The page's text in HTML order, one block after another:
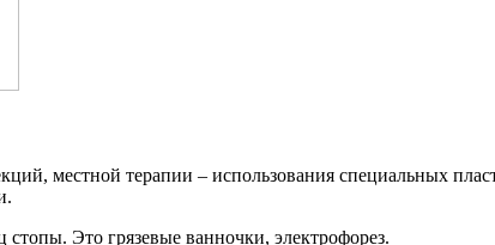
местной терапии – использования специальных
Это грязевые ванночки, электрофорез.